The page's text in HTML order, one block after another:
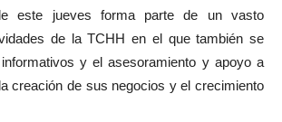
este jueves forma parte de un vasto
de la TCHH en el que también se
y el asesoramiento y apoyo a
creación de sus negocios y el crecimiento